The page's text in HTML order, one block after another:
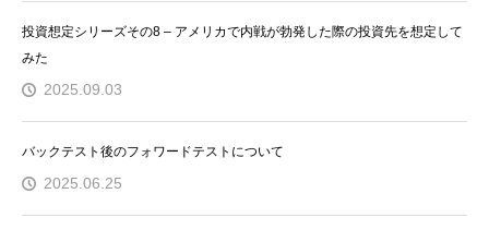
投資想定シリーズその8 – アメリカで内戦が勃発した際の投資先を想定して
みた
2025.09.03
バックテスト後のフォワードテストについて
2025.06.25